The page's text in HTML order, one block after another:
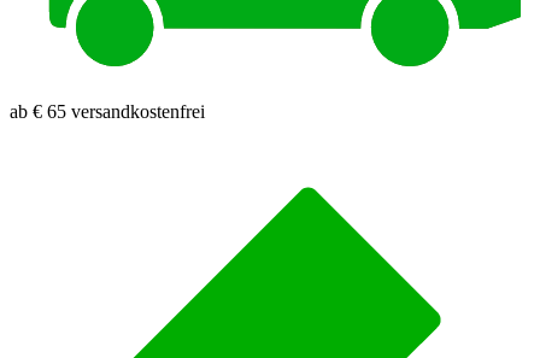
ab € 65 versandkostenfrei